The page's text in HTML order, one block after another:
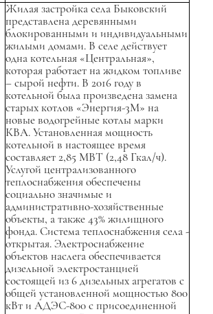
Жилая застройка села Быковский
представлена деревянными
блокированными и индивидуальными
жилыми домами. В селе действует
одна котельная «Центральная»,
которая работает на жидком топливе
– сырой нефти. В 2016 году в
котельной была произведена замена
старых котлов «Энергия-3М» на
новые водогрейные котлы марки
КВА. Установленная мощность
котельной в настоящее время
составляет 2,85 МВТ (2,48 Гкал/ч).
Услугой централизованного
теплоснабжения обеспечены
социально значимые и
административно-хозяйственные
объекты, а также 43% жилищного
фонда. Система теплоснабжения села -
открытая. Электроснабжение
объектов наслега обеспечивается
дизельной электростанцией
состоящей из 6 дизельных агрегатов с
общей установленной мощностью 800
кВт и АДЭС-800 с присоединенной